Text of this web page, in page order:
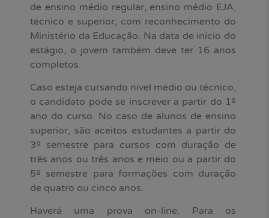
de ensino médio regular, ensino médio EJA,
técnico e superior, com reconhecimento do
Ministério da Educação. Na data de início do
estágio, o jovem também deve ter 16 anos
completos.
Caso esteja cursando nível médio ou técnico,
o candidato pode se inscrever a partir do 1º
ano do curso. No caso de alunos de ensino
superior, são aceitos estudantes a partir do
3º semestre para cursos com duração de
três anos ou três anos e meio ou a partir do
5º semestre para formações com duração
de quatro ou cinco anos.
Haverá uma prova on-line. Para os